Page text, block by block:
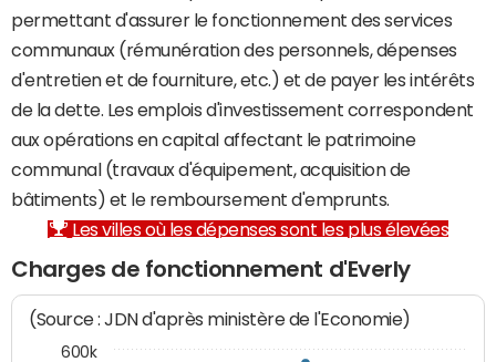
permettant d'assurer le fonctionnement des services
communaux (rémunération des personnels, dépenses
d'entretien et de fourniture, etc.) et de payer les intérêts
de la dette. Les emplois d'investissement correspondent
aux opérations en capital affectant le patrimoine
communal (travaux d'équipement, acquisition de
bâtiments) et le remboursement d'emprunts.
Les villes où les dépenses sont les plus élevées
Charges de fonctionnement d'Everly
(Source : JDN d'après ministère de l'Economie)
600k